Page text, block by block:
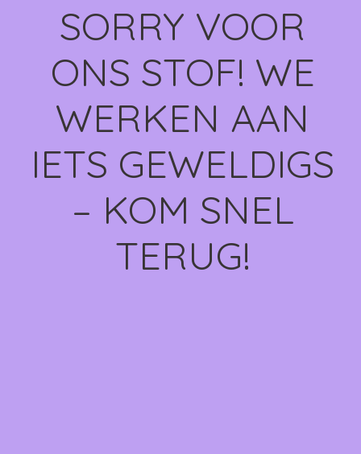
SORRY VOOR
ONS STOF! WE
WERKEN AAN
IETS GEWELDIGS
– KOM SNEL
TERUG!